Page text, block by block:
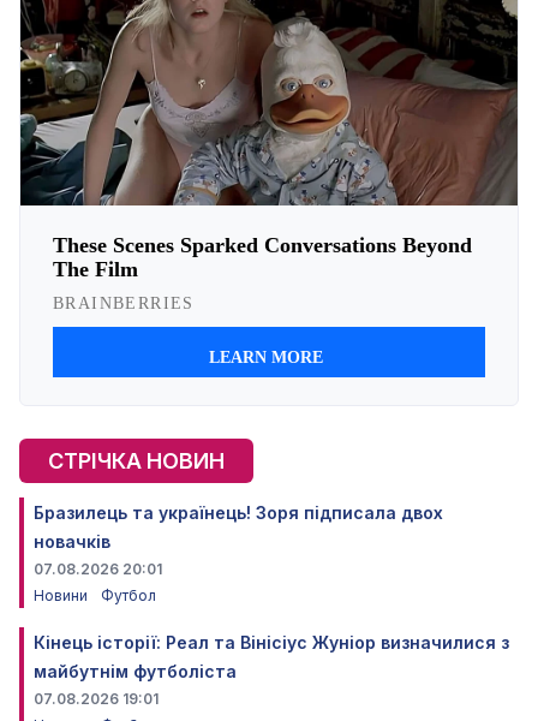
СТРІЧКА НОВИН
Бразилець та українець! Зоря підписала двох
новачків
07.08.2026 20:01
Новини
Футбол
Кінець історії: Реал та Вінісіус Жуніор визначилися з
майбутнім футболіста
07.08.2026 19:01